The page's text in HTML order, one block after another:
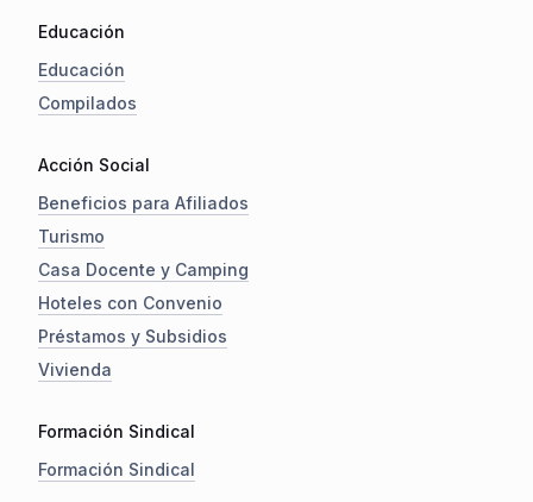
Educación
Educación
Compilados
Acción Social
Beneficios para Afiliados
Turismo
Casa Docente y Camping
Hoteles con Convenio
Préstamos y Subsidios
Vivienda
Formación Sindical
Formación Sindical